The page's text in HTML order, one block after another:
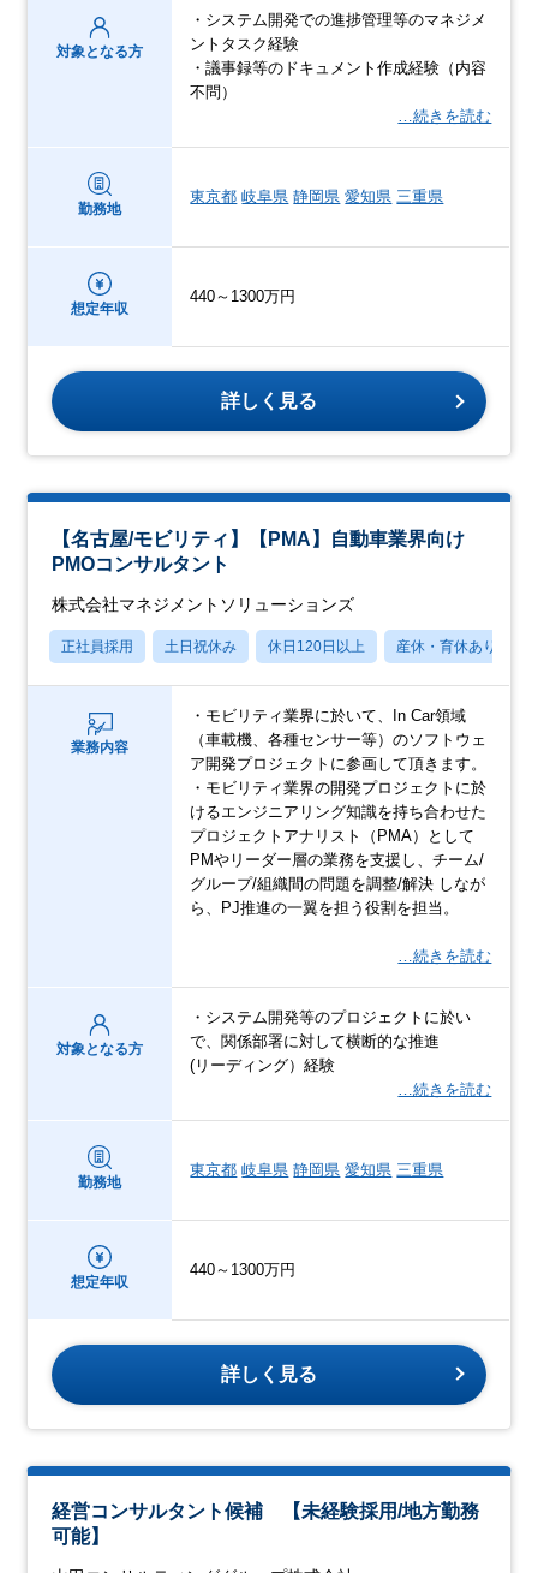
対象となる方
・システム開発での進捗管理等のマネジメ
ントタスク経験
・議事録等のドキュメント作成経験（内容
不問）
…続きを読む
勤務地
東京都 岐阜県 静岡県 愛知県 三重県
想定年収
440～1300万円
詳しく見る
【名古屋/モビリティ】【PMA】自動車業界向け
PMOコンサルタント
株式会社マネジメントソリューションズ
正社員採用 土日祝休み 休日120日以上 産休・育休あり
業務内容
・モビリティ業界に於いて、In Car領域
（車載機、各種センサー等）のソフトウェ
ア開発プロジェクトに参画して頂きます。
・モビリティ業界の開発プロジェクトに於
けるエンジニアリング知識を持ち合わせた
プロジェクトアナリスト（PMA）として
PMやリーダー層の業務を支援し、チーム/
グループ/組織間の問題を調整/解決 しなが
ら、PJ推進の一翼を担う役割を担当。
…続きを読む
対象となる方
・システム開発等のプロジェクトに於い
で、関係部署に対して横断的な推進
(リーディング）経験
…続きを読む
勤務地
東京都 岐阜県 静岡県 愛知県 三重県
想定年収
440～1300万円
詳しく見る
経営コンサルタント候補 【未経験採用/地方勤務
可能】